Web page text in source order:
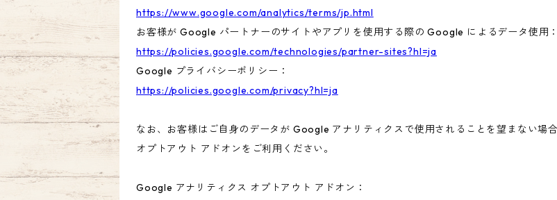
https://www.google.com/analytics/terms/jp.html
お客様が Google パートナーのサイトやアプリを使用する際の Google によるデータ使用：
https://policies.google.com/technologies/partner-sites?hl=ja
Google プライバシーポリシー：
https://policies.google.com/privacy?hl=ja
なお、お客様はご自身のデータが Google アナリティクスで使用されることを望まない
オプトアウト アドオンをご利用ください。
Google アナリティクス オプトアウト アドオン：